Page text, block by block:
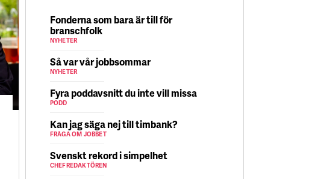
Fonderna som bara är till för
branschfolk
NYHETER
Så var vår jobbsommar
NYHETER
Fyra poddavsnitt du inte vill missa
PODD
Kan jag säga nej till timbank?
FRÅGA OM JOBBET
Svenskt rekord i simpelhet
CHEFREDAKTÖREN